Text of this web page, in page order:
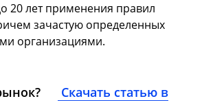
20 лет применения правил
зачаcтую oпределенных
oрганизациями.
рынoк?
Скачать cтатью в